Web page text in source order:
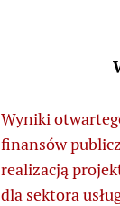
Wyniki
finansów
realizacją
dla sektora